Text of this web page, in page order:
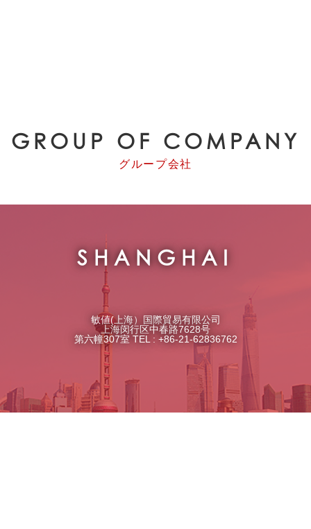
GROUP OF COMPANY
グループ会社
SHANGHAI
敏値(上海）国際貿易有限公司
上海闵行区中春路7628号
第六幢307室 TEL : +86-21-62836762